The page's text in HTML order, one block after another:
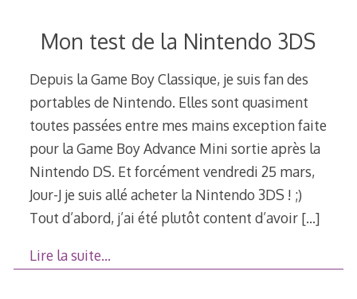
Mon test de la Nintendo 3DS
Depuis la Game Boy Classique, je suis fan des
portables de Nintendo. Elles sont quasiment
toutes passées entre mes mains exception faite
pour la Game Boy Advance Mini sortie après la
Nintendo DS. Et forcément vendredi 25 mars,
Jour-J je suis allé acheter la Nintendo 3DS ! ;)
Tout d’abord, j’ai été plutôt content d’avoir […]
Lire la suite…